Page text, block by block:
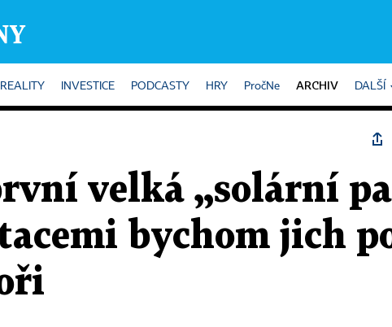
REALITY INVESTICE PODCASTY HRY PročNe ARCHIV DALŠÍ
velká „solární
bychom jich